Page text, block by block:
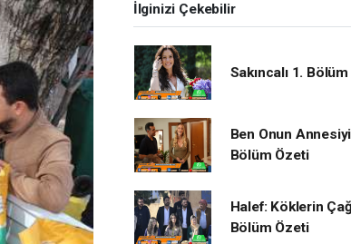
İlginizi Çekebilir
Sakıncalı 1.
Ben Onun
Bölüm Özeti
Halef: Köklerin
Bölüm Özeti